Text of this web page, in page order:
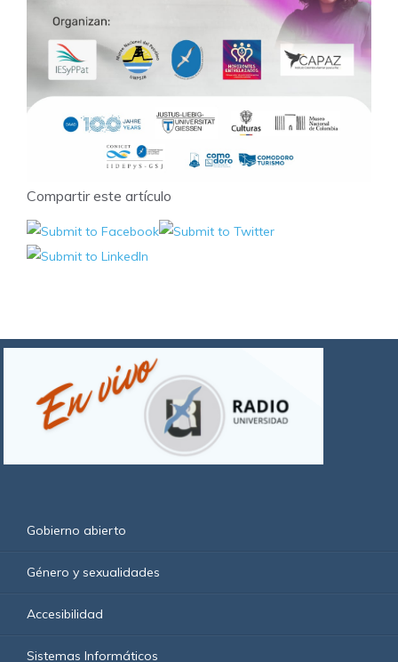
Compartir este artículo
Gobierno abierto
Género y sexualidades
Accesibilidad
Sistemas Informáticos